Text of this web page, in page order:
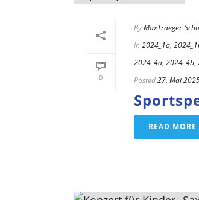
0
ByMaxTraeger-
In 2024_1a,
2024_4a, 2024_4b,
Posted27. Mai
READ MORE